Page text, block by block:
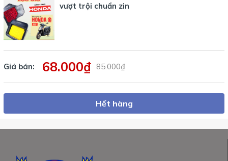
vượt trội chuẩn zin
Giá bán: 68.000₫ 85.000₫
Hết hàng